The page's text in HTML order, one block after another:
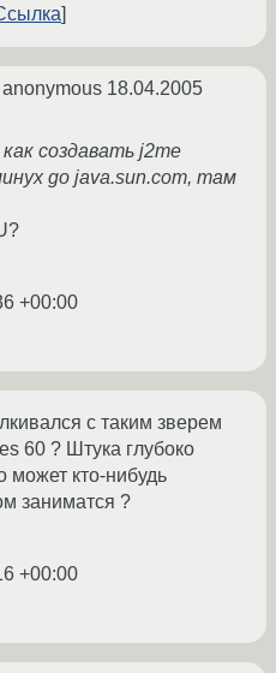
anonymous 18.04.2005
создавать j2me
go java.sun.com, там
+00:00
с таким зверем
60 ? Штука глубоко
может кто-нибудь
заниматся ?
+00:00